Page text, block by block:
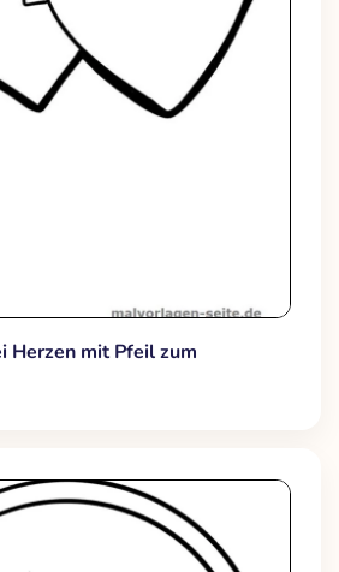
Herzen mit Pfeil zum